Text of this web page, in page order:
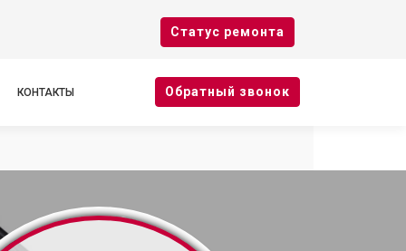
Cтатус ремонта
КОНТАКТЫ Oбратный звонок